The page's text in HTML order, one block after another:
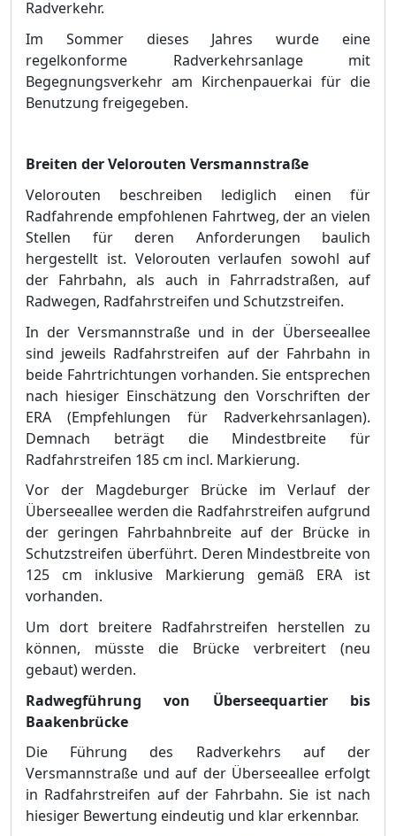
Radverkehr.
Im Sommer dieses Jahres wurde eine
regelkonforme Radverkehrsanlage mit
Begegnungsverkehr am Kirchenpauerkai für die
Benutzung freigegeben.
Breiten der Velorouten Versmannstraße
Velorouten beschreiben lediglich einen für
Radfahrende empfohlenen Fahrtweg, der an vielen
Stellen für deren Anforderungen baulich
hergestellt ist. Velorouten verlaufen sowohl auf
der Fahrbahn, als auch in Fahrradstraßen, auf
Radwegen, Radfahrstreifen und Schutzstreifen.
In der Versmannstraße und in der Überseeallee
sind jeweils Radfahrstreifen auf der Fahrbahn in
beide Fahrtrichtungen vorhanden. Sie entsprechen
nach hiesiger Einschätzung den Vorschriften der
ERA (Empfehlungen für Radverkehrsanlagen).
Demnach beträgt die Mindestbreite für
Radfahrstreifen 185 cm incl. Markierung.
Vor der Magdeburger Brücke im Verlauf der
Überseeallee werden die Radfahrstreifen aufgrund
der geringen Fahrbahnbreite auf der Brücke in
Schutzstreifen überführt. Deren Mindestbreite von
125 cm inklusive Markierung gemäß ERA ist
vorhanden.
Um dort breitere Radfahrstreifen herstellen zu
können, müsste die Brücke verbreitert (neu
gebaut) werden.
Radwegführung von Überseequartier bis
Baakenbrücke
Die Führung des Radverkehrs auf der
Versmannstraße und auf der Überseeallee erfolgt
in Radfahrstreifen auf der Fahrbahn. Sie ist nach
hiesiger Bewertung eindeutig und klar erkennbar.